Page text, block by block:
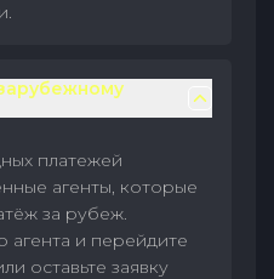
платежей
агенты, которые
за рубеж.
и перейдите
оставьте заявку